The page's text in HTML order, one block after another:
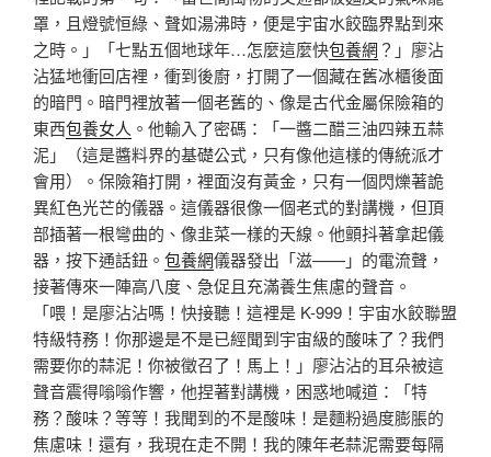
罩，且燈號恒綠、聲如湯沸時，便是宇宙水餃臨界點到來
之時。」「七點五個地球年…怎麼這麼快包養網 ？」廖沾
沾猛地衝回店裡，衝到後廚，打開了一個藏在舊冰櫃後面
的暗門。暗門裡放著一個老舊的、像是古代金屬保險箱的
東西包養女人 。他輸入了密碼：「一醬二醋三油四辣五蒜
泥」（這是醬料界的基礎公式，只有像他這樣的傳統派才
會用）。保險箱打開，裡面沒有黃金，只有一個閃爍著詭
異紅色光芒的儀器。這儀器很像一個老式的對講機，但頂
部插著一根彎曲的、像韭菜一樣的天線。他顫抖著拿起儀
器，按下通話鈕。 包養網儀器發出「滋——」的電流聲，
接著傳來一陣高八度、急促且充滿養生焦慮的聲音。
「喂！是廖沾沾嗎！快接聽！這裡是 K-999！宇宙水餃聯盟
特級特務！你那邊是不是已經聞到宇宙級的酸味了？我們
需要你的蒜泥！你被徵召了！馬上！」廖沾沾的耳朵被這
聲音震得嗡嗡作響，他捏著對講機，困惑地喊道：「特
務？酸味？等等！我聞到的不是酸味！是麵粉過度膨脹的
焦慮味！還有，我現在走不開！我的陳年老蒜泥需要每隔